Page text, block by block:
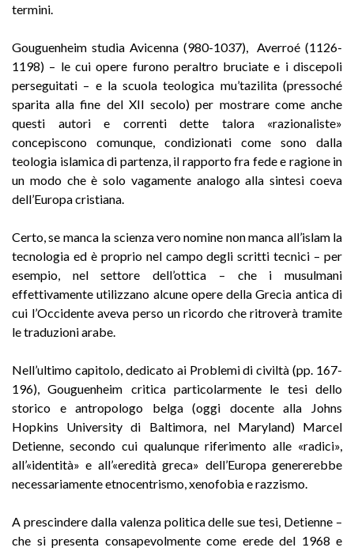
termini.
Gouguenheim studia Avicenna (980-1037), Averroé (1126-
1198) – le cui opere furono peraltro bruciate e i discepoli
perseguitati – e la scuola teologica mu’tazilita (pressoché
sparita alla fine del XII secolo) per mostrare come anche
questi autori e correnti dette talora «razionaliste»
concepiscono comunque, condizionati come sono dalla
teologia islamica di partenza, il rapporto fra fede e ragione in
un modo che è solo vagamente analogo alla sintesi coeva
dell’Europa cristiana.
Certo, se manca la scienza vero nomine non manca all’islam la
tecnologia ed è proprio nel campo degli scritti tecnici – per
esempio, nel settore dell’ottica – che i musulmani
effettivamente utilizzano alcune opere della Grecia antica di
cui l’Occidente aveva perso un ricordo che ritroverà tramite
le traduzioni arabe.
Nell’ultimo capitolo, dedicato ai Problemi di civiltà (pp. 167-
196), Gouguenheim critica particolarmente le tesi dello
storico e antropologo belga (oggi docente alla Johns
Hopkins University di Baltimora, nel Maryland) Marcel
Detienne, secondo cui qualunque riferimento alle «radici»,
all’«identità» e all’«eredità greca» dell’Europa genererebbe
necessariamente etnocentrismo, xenofobia e razzismo.
A prescindere dalla valenza politica delle sue tesi, Detienne –
che si presenta consapevolmente come erede del 1968 e